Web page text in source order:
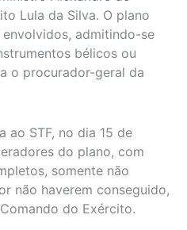
Lula da Silva. O plano
admitindo-se
bélicos ou
o procurador-geral da
ao STF, no dia 15 de
do plano, com
somente não
não haverem conseguido,
do Exército.